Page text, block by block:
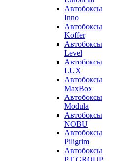
Автобоксы
Inno
Автобоксы
Koffer
Автобоксы
Level
Автобоксы
LUX
Автобоксы
MaxBox
Автобоксы
Modula
Автобоксы
NOBU
Автобоксы
Piligrim
Автобоксы
PT GROUP